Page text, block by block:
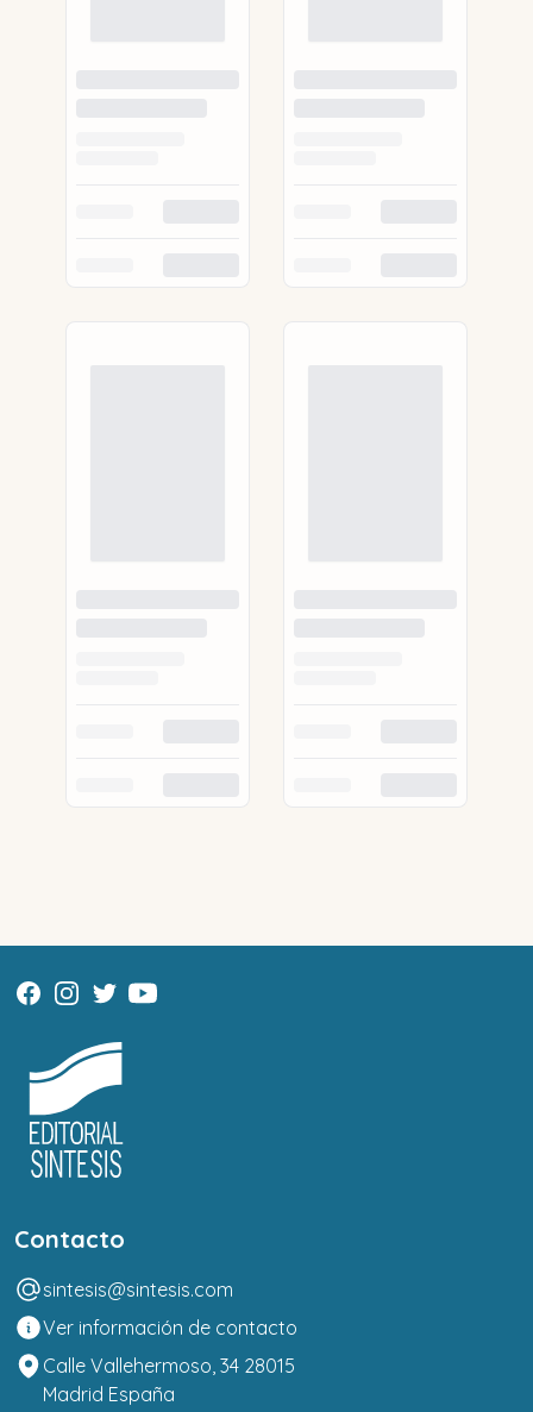
Contacto
sintesis@sintesis.com
Ver información de contacto
Calle Vallehermoso, 34 28015
Madrid España